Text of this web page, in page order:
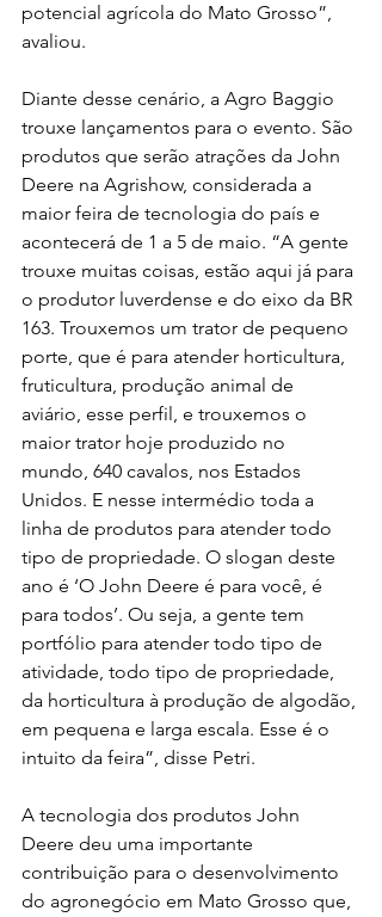
potencial agrícola do Mato Grosso”,
avaliou.
Diante desse cenário, a Agro Baggio
trouxe lançamentos para o evento. São
produtos que serão atrações da John
Deere na Agrishow, considerada a
maior feira de tecnologia do país e
acontecerá de 1 a 5 de maio. “A gente
trouxe muitas coisas, estão aqui já para
o produtor luverdense e do eixo da BR
163. Trouxemos um trator de pequeno
porte, que é para atender horticultura,
fruticultura, produção animal de
aviário, esse perfil, e trouxemos o
maior trator hoje produzido no
mundo, 640 cavalos, nos Estados
Unidos. E nesse intermédio toda a
linha de produtos para atender todo
tipo de propriedade. O slogan deste
ano é ‘O John Deere é para você, é
para todos’. Ou seja, a gente tem
portfólio para atender todo tipo de
atividade, todo tipo de propriedade,
da horticultura à produção de algodão,
em pequena e larga escala. Esse é o
intuito da feira”, disse Petri.
A tecnologia dos produtos John
Deere deu uma importante
contribuição para o desenvolvimento
do agronegócio em Mato Grosso que,